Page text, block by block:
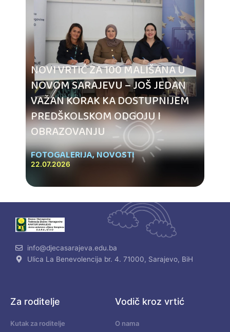
NOVI VRTIĆ ZA 100 MALIŠANA U
NOVOM SARAJEVU – JOŠ JEDAN
VAŽAN KORAK KA DOSTUPNIJEM
PREDŠKOLSKOM ODGOJU I
OBRAZOVANJU
FOTOGALERIJA,NOVOSTI
22.07.2026
info@djecasarajeva.edu.ba
Ulica La Benevolencija br. 4. 71000, Sarajevo, BiH
Za roditelje
Kutak za roditelje
Vodič kroz vrtić
O nama